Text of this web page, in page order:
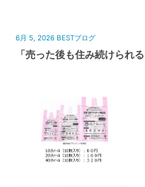
6月 5, 2026 BESTブログ
「売った後も住み続けられ